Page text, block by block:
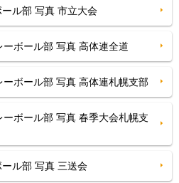
ル部 写真 市立大会
ボール部 写真 高体連全道
ボール部 写真 高体連札幌支部
ボール部 写真 春季大会札幌支
ル部 写真 三送会